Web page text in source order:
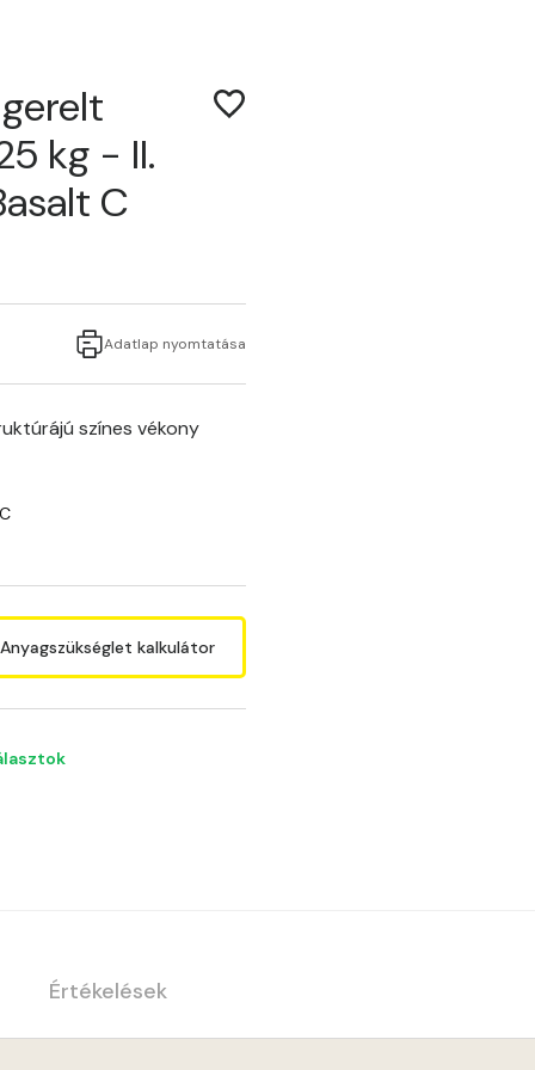
kg - II.
C
Adatlap nyomtatása
színes vékony
Anyagszükséglet kalkulátor
Értékelések